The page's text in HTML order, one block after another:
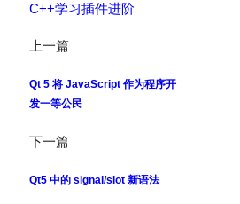
C++学习插件进阶
上一篇
Qt 5 将 JavaScript 作为程序开
发一等公民
下一篇
Qt5 中的 signal/slot 新语法